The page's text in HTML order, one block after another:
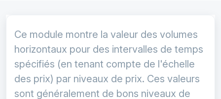
Ce module montre la valeur des volumes
horizontaux pour des intervalles de temps
spécifiés (en tenant compte de l'échelle
des prix) par niveaux de prix. Ces valeurs
sont généralement de bons niveaux de